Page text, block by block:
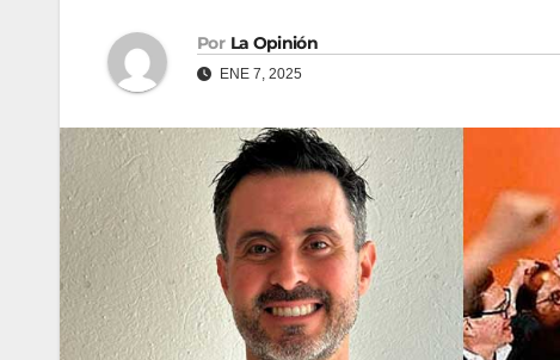
Por La Opinión
ENE 7, 2025